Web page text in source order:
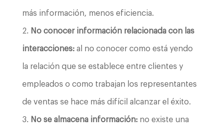
más información, menos eficiencia.
No conocer información relacionada con las
interacciones:al no conocer como está yendo
la relación que se establece entre clientes y
empleados o como trabajan los representantes
de ventas se hace más difícil alcanzar el éxito.
No se almacena información:no existe una